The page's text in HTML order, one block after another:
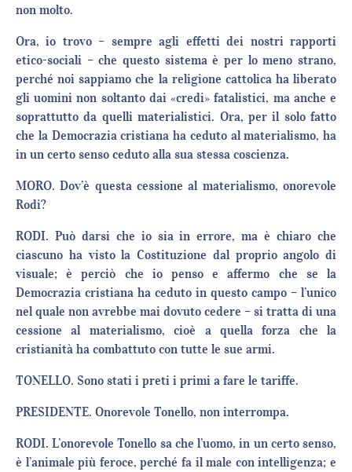
non molto.
Ora, io trovo – sempre agli effetti dei nostri rapporti
etico-sociali – che questo sistema è per lo meno strano,
perché noi sappiamo che la religione cattolica ha liberato
gli uomini non soltanto dai «credi» fatalistici, ma anche e
soprattutto da quelli materialistici. Ora, per il solo fatto
che la Democrazia cristiana ha ceduto al materialismo, ha
in un certo senso ceduto alla sua stessa coscienza.
MORO. Dov’è questa cessione al materialismo, onorevole
Rodi?
RODI. Può darsi che io sia in errore, ma è chiaro che
ciascuno ha visto la Costituzione dal proprio angolo di
visuale; è perciò che io penso e affermo che se la
Democrazia cristiana ha ceduto in questo campo – l’unico
nel quale non avrebbe mai dovuto cedere – si tratta di una
cessione al materialismo, cioè a quella forza che la
cristianità ha combattuto con tutte le sue armi.
TONELLO. Sono stati i preti i primi a fare le tariffe.
PRESIDENTE. Onorevole Tonello, non interrompa.
RODI. L’onorevole Tonello sa che l’uomo, in un certo senso,
è l’animale più feroce, perché fa il male con intelligenza; e